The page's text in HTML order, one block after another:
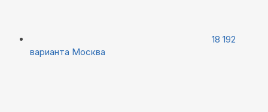
18 192
варианта Москва